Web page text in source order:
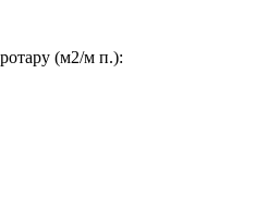
(м2/м п.):